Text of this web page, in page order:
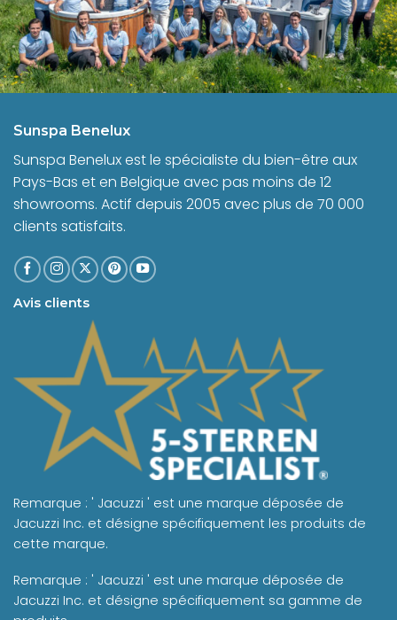
Sunspa Benelux
Sunspa Benelux est le spécialiste du bien-être aux
Pays-Bas et en Belgique avec pas moins de 12
showrooms. Actif depuis 2005 avec plus de 70 000
clients satisfaits.
Avis clients
Remarque : ' Jacuzzi ' est une marque déposée de
Jacuzzi Inc. et désigne spécifiquement les produits de
cette marque.
Remarque : ' Jacuzzi ' est une marque déposée de
Jacuzzi Inc. et désigne spécifiquement sa gamme de